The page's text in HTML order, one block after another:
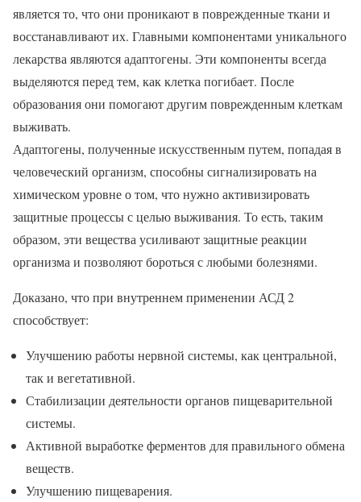
является то, что они проникают в поврежденные ткани и
восстанавливают их. Главными компонентами уникального
лекарства являются адаптогены. Эти компоненты всегда
выделяются перед тем, как клетка погибает. После
образования они помогают другим поврежденным клеткам
выживать.
Адаптогены, полученные искусственным путем, попадая в
человеческий организм, способны сигнализировать на
химическом уровне о том, что нужно активизировать
защитные процессы с целью выживания. То есть, таким
образом, эти вещества усиливают защитные реакции
организма и позволяют бороться с любыми болезнями.
Доказано, что при внутреннем применении АСД 2
способствует:
Улучшению работы нервной системы, как центральной,
так и вегетативной.
Стабилизации деятельности органов пищеварительной
системы.
Активной выработке ферментов для правильного обмена
веществ.
Улучшению пищеварения.